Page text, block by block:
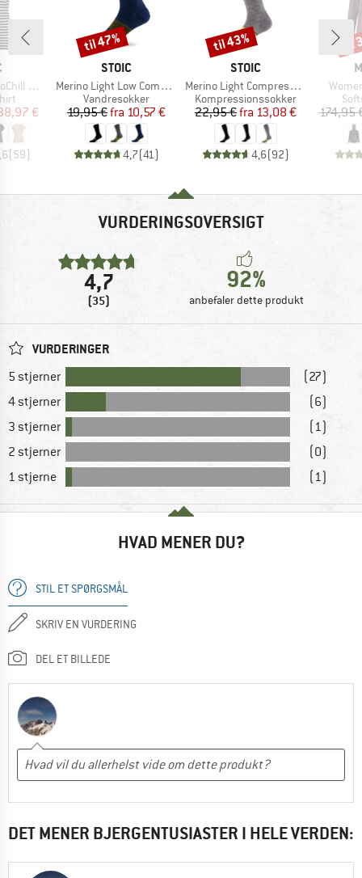
Tee St
pris
€
(59)
MÆRKE
STOIC
Artikel
Merino Light Low Compression Socks
Produktgruppe
Vandresokker
Pris
19,95 € Nedsat pris
fra 10,57 €
4,7(41 )
Rabat
til 47%
MÆRKE
STOIC
Artikel
Merino Light Compression Socks
Produktgruppe
Kompressionssokker
Pris
22,95 € Nedsat pris
fra 13,08 €
4,6(92)
Rabat
til 43%
Artikel
174,95
VURDERINGSOVERSIGT
4,7
(35)
92%
anbefaler dette produkt
VURDERINGER
5 stjerner
(27)
4 stjerner
(6)
3 stjerner
(1)
2 stjerner
(0)
1 stjerne
(1)
HVAD MENER DU?
STIL ET SPØRGSMÅL
SKRIV EN VURDERING
DEL ET BILLEDE
DET MENER BJERGENTUSIASTER I HELE VERDEN: